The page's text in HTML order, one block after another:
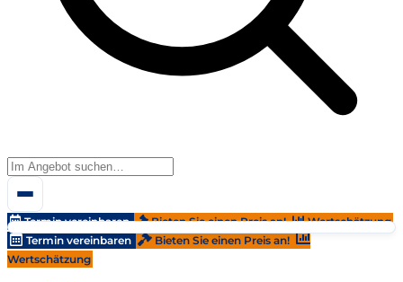
Termin vereinbaren Bieten Sie einen Preis an!
Wertschätzung
Termin vereinbaren
Bieten Sie einen Preis an!
Wertschätzung